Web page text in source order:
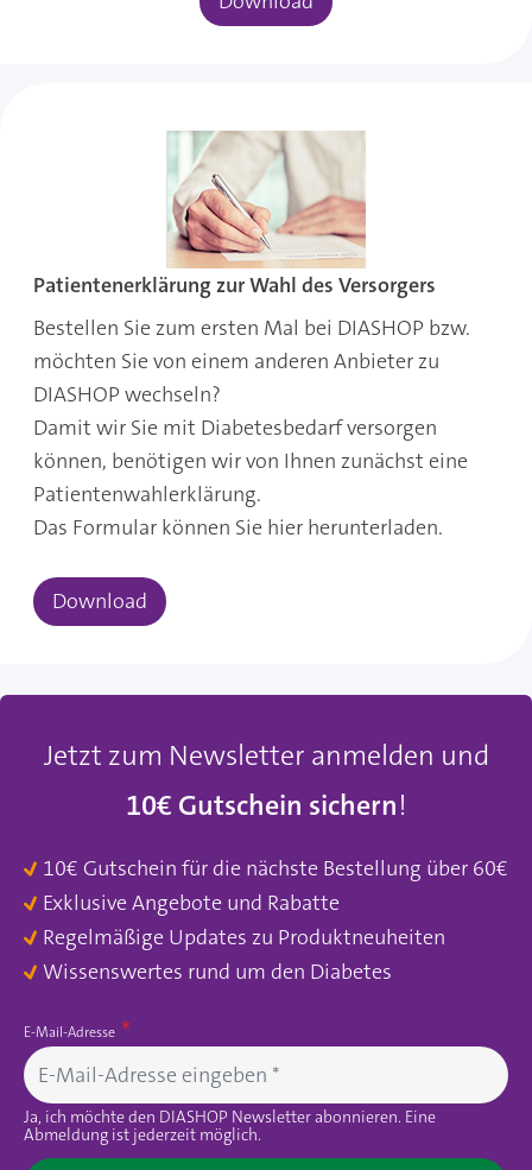
Patientenerklärung zur Wahl des Versorgers
Bestellen Sie zum ersten Mal bei DIASHOP bzw.
möchten Sie von einem anderen Anbieter zu
DIASHOP wechseln?
Damit wir Sie mit Diabetesbedarf versorgen
können, benötigen wir von Ihnen zunächst eine
Patientenwahlerklärung.
Das Formular können Sie hier herunterladen.
Download
Jetzt zum Newsletter anmelden und
10€ Gutschein sichern!
10€ Gutschein für die nächste Bestellung über 60€
Exklusive Angebote und Rabatte
Regelmäßige Updates zu Produktneuheiten
Wissenswertes rund um den Diabetes
E-Mail-Adresse
Ja, ich möchte den DIASHOP Newsletter abonnieren. Eine
Abmeldung ist jederzeit möglich.